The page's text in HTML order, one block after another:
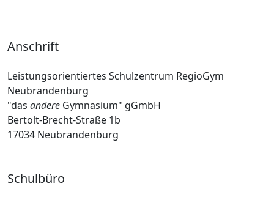
Anschrift
Leistungsorientiertes Schulzentrum RegioGym
Neubrandenburg
"das andere Gymnasium" gGmbH
Bertolt-Brecht-Straße 1b
17034 Neubrandenburg
Schulbüro